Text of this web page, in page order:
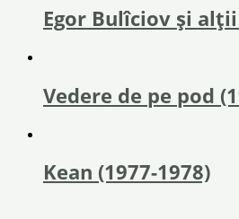
Egor Bulîciov și alții
Vedere de pe pod
Kean (1977-1978)